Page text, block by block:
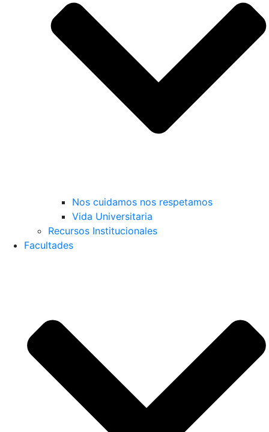
Nos cuidamos nos respetamos
Vida Universitaria
Recursos Institucionales
Facultades